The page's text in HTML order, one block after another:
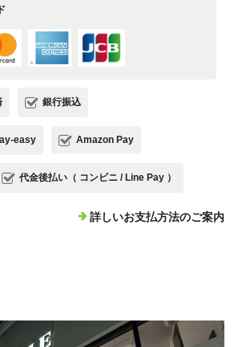
銀行振込
easy Amazon Pay
代金後払い（ コンビニ / Line Pay ）
詳しいお支払方法のご案内